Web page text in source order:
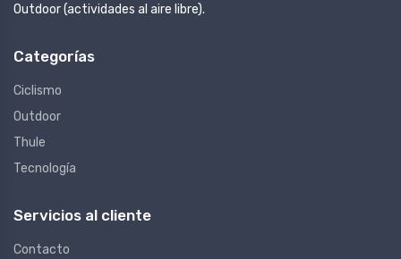
Outdoor (actividades al aire libre).
Categorías
Ciclismo
Outdoor
Thule
Tecnología
Servicios al cliente
Contacto